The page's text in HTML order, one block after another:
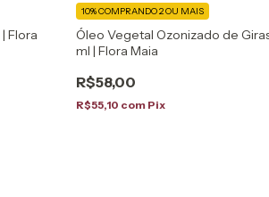
Flora
Óleo Vegetal Ozonizado de
ml | Flora Maia
R$58,00
10%COMPRANDO 2 OU MAIS
R$55,10 com Pix